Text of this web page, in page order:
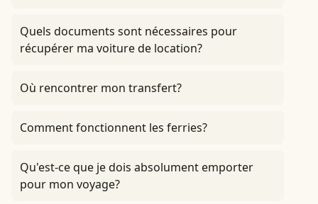
Quels documents sont nécessaires pour
récupérer ma voiture de location?
Où rencontrer mon transfert?
Comment fonctionnent les ferries?
Qu'est-ce que je dois absolument emporter
pour mon voyage?